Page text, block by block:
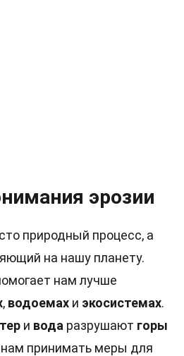
эрозии
природный процесс, а
на нашу планету.
нам лучше
, водоемах и экосистемах.
и вода разрушают горы
нам принимать меры для